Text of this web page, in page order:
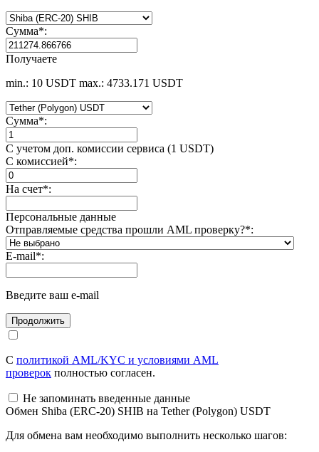
Сумма*:
Получаете
min.: 10 USDT max.: 4733.171 USDT
Сумма*:
С учетом доп. комиссии сервиса (1 USDT)
С комиссией*:
На счет*:
Персональные данные
Отправляемые средства прошли AML проверку?*:
E-mail*:
Введите ваш e-mail
С политикой AML/KYC и условиями AML
проверок полностью согласен.
Не запоминать введенные данные
Обмен Shiba (ERC-20) SHIB на Tether (Polygon) USDT
Для обмена вам необходимо выполнить несколько шагов: